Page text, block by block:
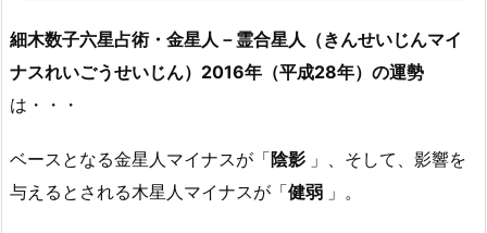
細木数子六星占術・金星人－霊合星人（きんせいじんマイ
ナスれいごうせいじん）2016年（平成28年）の運勢
は・・・
ベースとなる金星人マイナスが「陰影 」、そして、影響を
与えるとされる木星人マイナスが「健弱 」。